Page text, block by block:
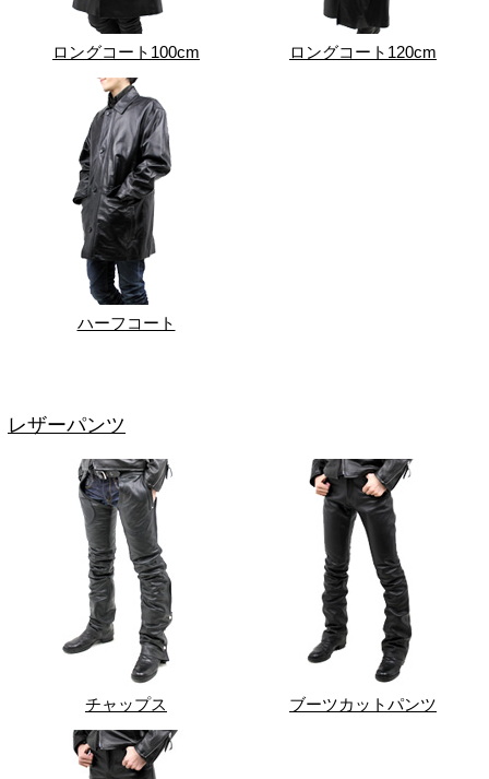
ロングコート100cm ロングコート120cm
ハーフコート
レザーパンツ
チャップス ブーツカットパンツ